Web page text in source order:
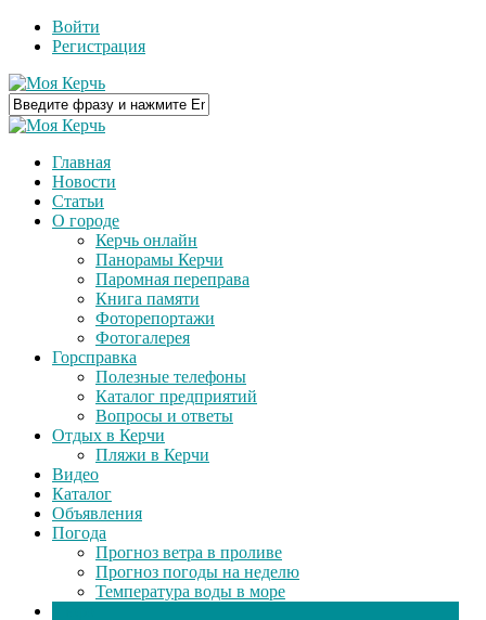
Войти
Регистрация
Главная
Новости
Статьи
О городе
Керчь онлайн
Панорамы Керчи
Паромная переправа
Книга памяти
Фоторепортажи
Фотогалерея
Горсправка
Полезные телефоны
Каталог предприятий
Вопросы и ответы
Отдых в Керчи
Пляжи в Керчи
Видео
Каталог
Объявления
Погода
Прогноз ветра в проливе
Прогноз погоды на неделю
Температура воды в море